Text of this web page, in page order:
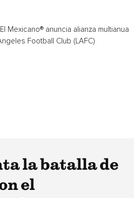
Mexicano® anuncia alianza multianual
Football Club (LAFC)
la batalla de
el